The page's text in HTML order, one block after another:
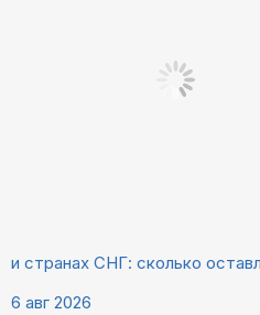
и странах СНГ: сколько
6 авг 2026